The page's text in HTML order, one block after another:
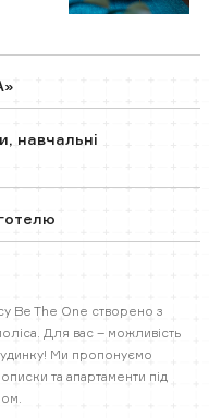
навчальні
Be The One створено з
Для вас – можливість
Ми пропонуємо
та апартаменти під